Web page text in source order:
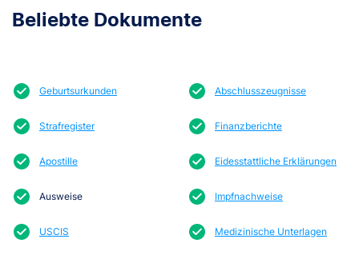
Beliebte Dokumente
Geburtsurkunden Abschlusszeugnisse
Strafregister Finanzberichte
Apostille Eidesstattliche Erklärungen
Ausweise Impfnachweise
USCIS Medizinische Unterlagen